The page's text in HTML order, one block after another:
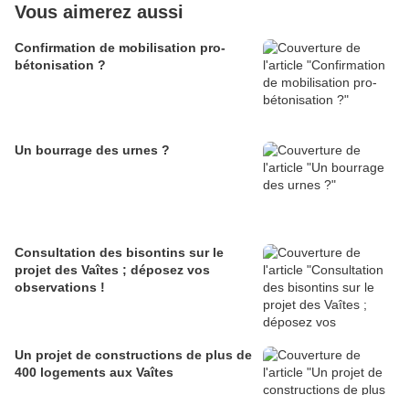
Vous aimerez aussi
Confirmation de mobilisation pro-
bétonisation ?
Un bourrage des urnes ?
Consultation des bisontins sur le
projet des Vaîtes ; déposez vos
observations !
Un projet de constructions de plus de
400 logements aux Vaîtes